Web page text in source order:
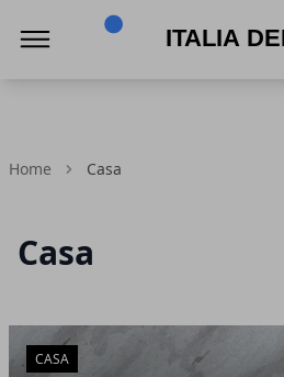
Home Casa
Casa
Articoli in Evidenza
CASA